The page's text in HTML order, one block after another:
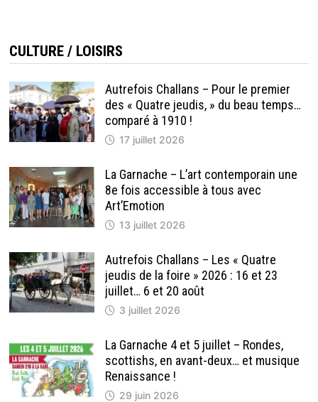
CULTURE / LOISIRS
Autrefois Challans – Pour le premier
des « Quatre jeudis, » du beau temps…
comparé à 1910 !
17 juillet 2026
La Garnache – L’art contemporain une
8e fois accessible à tous avec
Art’Emotion
13 juillet 2026
Autrefois Challans – Les « Quatre
jeudis de la foire » 2026 : 16 et 23
juillet… 6 et 20 août
3 juillet 2026
La Garnache 4 et 5 juillet – Rondes,
scottishs, en avant-deux… et musique
Renaissance !
29 juin 2026